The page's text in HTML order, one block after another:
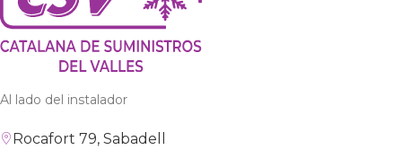
Al lado del instalador
Rocafort 79, Sabadell